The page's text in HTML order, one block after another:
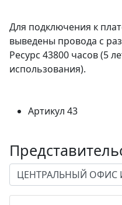
Для подключения к
выведены провода с
Ресурс 43800 часов (5
использования).
Артикул 43